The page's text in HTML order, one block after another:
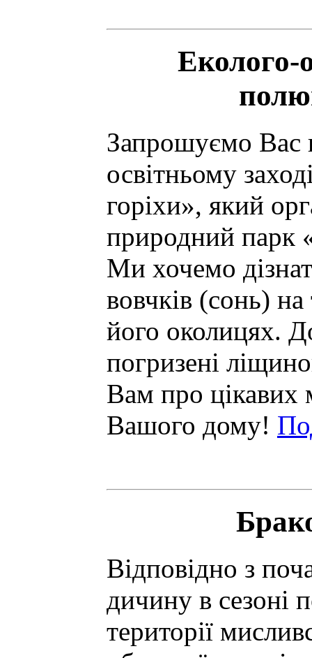
Еколого-
Запрошуємо Вас
освітньому
горіхи», який
природний парк
Ми хочемо
вовчків (сонь)
його околицях.
погризені
Вам про цікавих
Вашого дому!
Відповідно з
дичину в сезоні
території